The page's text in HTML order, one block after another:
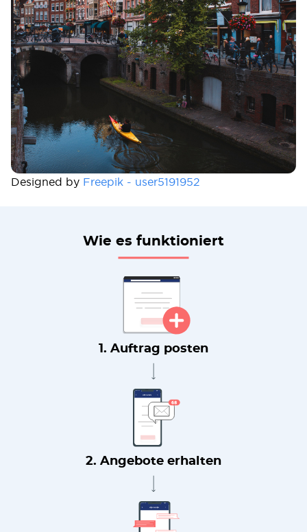
Designed by Freepik - user5191952
Wie es funktioniert
1. Auftrag posten
2. Angebote erhalten